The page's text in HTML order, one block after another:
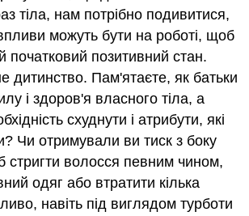
тіла, нам потрібно подивитися,
можуть бути на роботі, щоб
початковий позитивний стан.
дитинство. Пам'ятаєте, як батьки
і здоров'я власного тіла, а
схуднути і атрибути, які
Чи отримували ви тиск з боку
стригти волосся певним чином,
одяг або втратити кілька
навіть під виглядом турботи